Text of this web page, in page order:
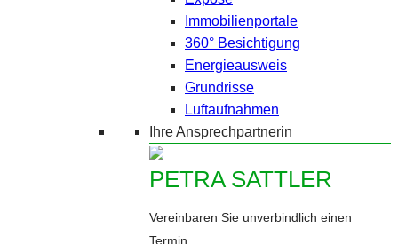
Immobilienportale
360° Besichtigung
Energieausweis
Grundrisse
Luftaufnahmen
Ihre Ansprechpartnerin
PETRA SATTLER
Vereinbaren Sie unverbindlich einen
Termin